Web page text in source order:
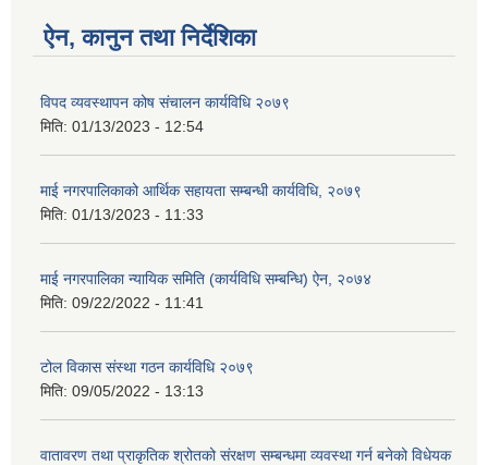
ऐन, कानुन तथा निर्देशिका
विपद व्यवस्थापन कोष संचालन कार्यविधि २०७९
मिति: 01/13/2023 - 12:54
माई नगरपालिकाको आर्थिक सहायता सम्बन्धी कार्यविधि, २०७९
मिति: 01/13/2023 - 11:33
माई नगरपालिका न्यायिक समिति (कार्यविधि सम्बन्धि) ऐन, २०७४
मिति: 09/22/2022 - 11:41
टोल विकास संस्था गठन कार्यविधि २०७९
मिति: 09/05/2022 - 13:13
वातावरण तथा प्राकृतिक श्रोतको संरक्षण सम्बन्धमा व्यवस्था गर्न बनेको विधेयक